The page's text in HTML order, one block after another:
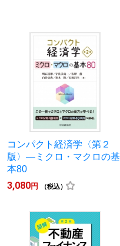
コンパクト経済学〈第２
版〉―ミクロ・マクロの基
本80
3,080円 （税込）